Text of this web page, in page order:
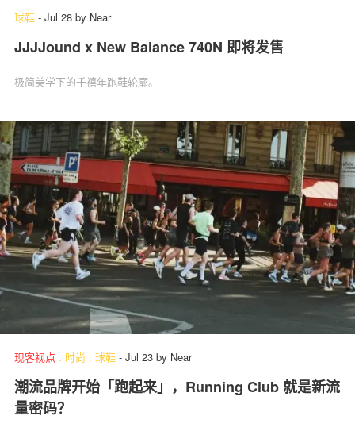
球鞋 - Jul 28 by Near
JJJJound x New Balance 740N 即将发售
极简美学下的千禧年跑鞋轮廓。
现客视点 . 时尚 . 球鞋 - Jul 23 by Near
潮流品牌开始「跑起来」，Running Club 就是新流
量密码？